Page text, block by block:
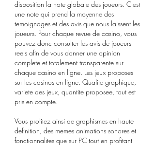
disposition la note globale des joueurs. C'est
une note qui prend la moyenne des
temoignages et des avis que nous laissent les
joueurs. Pour chaque revue de casino, vous
pouvez donc consulter les avis de joueurs
reels afin de vous donner une opinion
complete et totalement transparente sur
chaque casino en ligne. Les jeux proposes
sur les casinos en ligne. Qualite graphique,
variete des jeux, quantite proposee, tout est
pris en compte.
Vous profitez ainsi de graphismes en haute
definition, des memes animations sonores et
fonctionnalites que sur PC tout en profitant